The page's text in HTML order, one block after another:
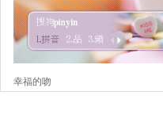
幸福的吻